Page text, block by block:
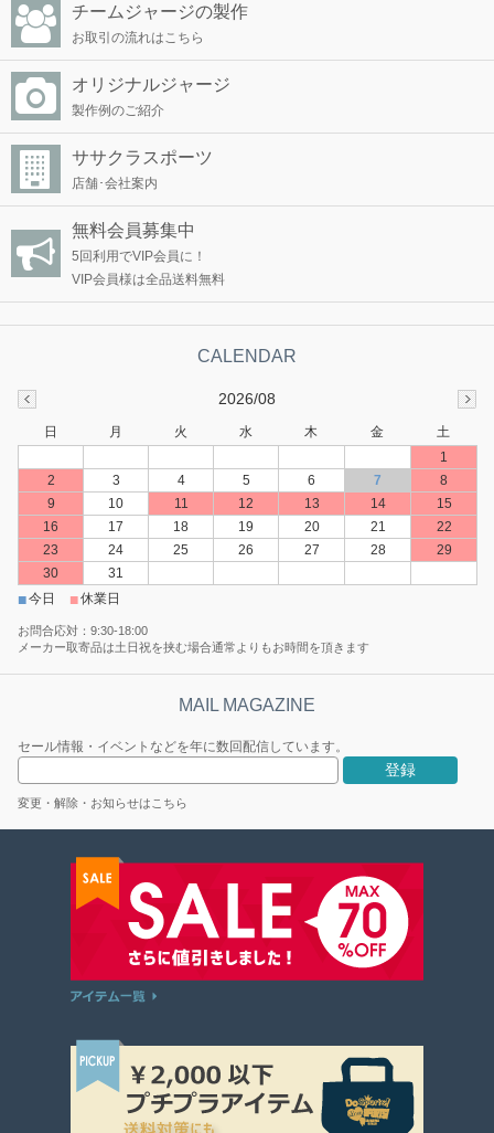
チームジャージの製作
お取引の流れはこちら
オリジナルジャージ
製作例のご紹介
ササクラスポーツ
店舗･会社案内
無料会員募集中
5回利用でVIP会員に！
VIP会員様は全品送料無料
2026/08
日 月 火 水 木 金
土
1
2
3 4 5 6 7
8
9
10 11 12 13 14
15
16
17 18 19 20 21
22
23
24 25 26 27 28
29
30
31
■今日 ■休業日
お問合応対：9:30-18:00
メーカー取寄品は土日祝を挟む場合通常よりもお時間を頂きます
セール情報・イベントなどを年に数回配信しています。
変更・解除・お知らせはこちら